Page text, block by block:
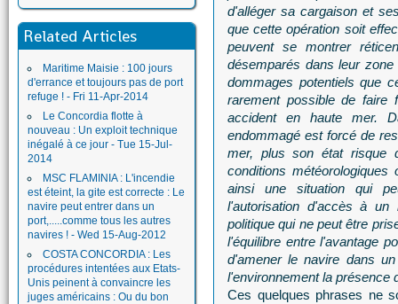
Related Articles
Maritime Maisie : 100 jours
d'errance et toujours pas de port
refuge ! - Fri 11-Apr-2014
Le Concordia flotte à
nouveau : Un exploit technique
inégalé à ce jour - Tue 15-Jul-
2014
MSC FLAMINIA : L'incendie
est éteint, la gite est correcte : Le
navire peut entrer dans un
port,.....comme tous les autres
navires ! - Wed 15-Aug-2012
COSTA CONCORDIA : Les
procédures intentées aux Etats-
Unis peinent à convaincre les
juges américains : Ou du bon
d'alléger sa cargaison et
que cette opération soit
peuvent se montrer
désemparés dans leur
dommages potentiels que
rarement possible de faire
accident en haute mer.
endommagé est forcé de
mer, plus son état risque
conditions
ainsi une situation qui
l'autorisation d'accès à un
politique qui ne peut être
l'équilibre entre l'avantage
d'amener le navire dans
l'environnement la présence
Ces quelques phrases ne